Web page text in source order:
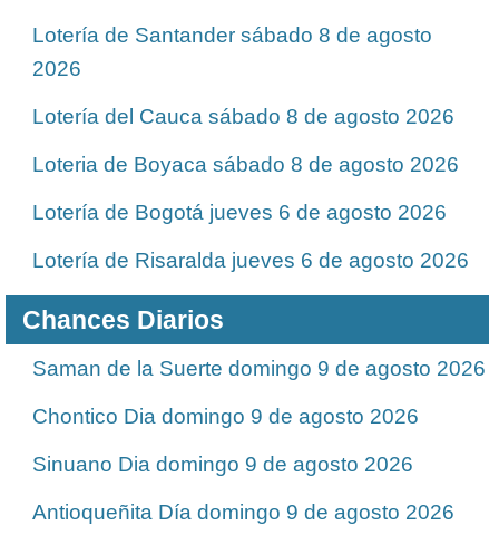
Lotería de Santander sábado 8 de agosto
2026
Lotería del Cauca sábado 8 de agosto 2026
Loteria de Boyaca sábado 8 de agosto 2026
Lotería de Bogotá jueves 6 de agosto 2026
Lotería de Risaralda jueves 6 de agosto 2026
Chances Diarios
Saman de la Suerte domingo 9 de agosto 2026
Chontico Dia domingo 9 de agosto 2026
Sinuano Dia domingo 9 de agosto 2026
Antioqueñita Día domingo 9 de agosto 2026